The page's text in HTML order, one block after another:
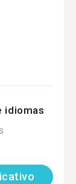
idiomas